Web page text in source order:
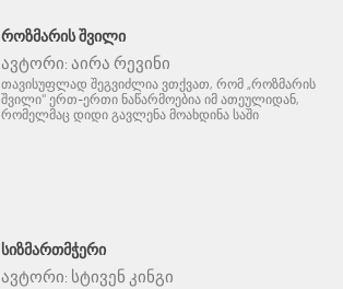
ᲠᲝᲖᲛᲐᲠᲘᲡ ᲨᲕᲘᲚᲘ
ავტორი: აირა რევინი
თავისუფლად შეგვიძლია ვთქვათ, რომ „როზმარის
შვილი" ერთ-ერთი ნაწარმოებია იმ ათეულიდან,
რომელმაც დიდი გავლენა მოახდინა საში
ᲡᲘᲖᲛᲐᲠᲗᲛᲭᲔᲠᲘ
ავტორი: სტივენ კინგი